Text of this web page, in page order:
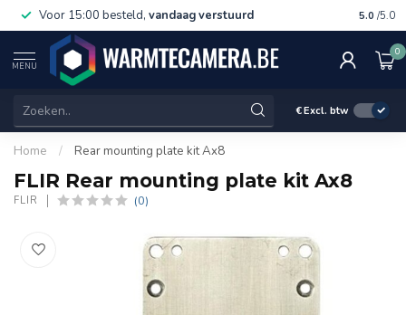
Voor 15:00 besteld, vandaag verstuurd Gratis
5.0 /5.0
MENU
0
€Excl. btw
Home / Rear mounting plate kit Ax8
FLIR Rear mounting plate kit Ax8
FLIR (0)